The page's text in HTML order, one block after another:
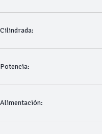
Cilindrada:
Potencia:
Alimentación: